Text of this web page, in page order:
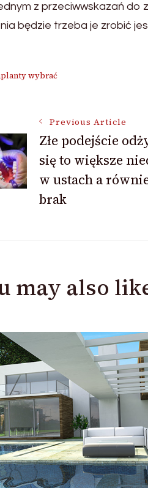
z przeciwwskazań do
będzie trzeba je zrobić
wybrać
Previous Article
Złe podejście
się to większe
w ustach a
brak
may also